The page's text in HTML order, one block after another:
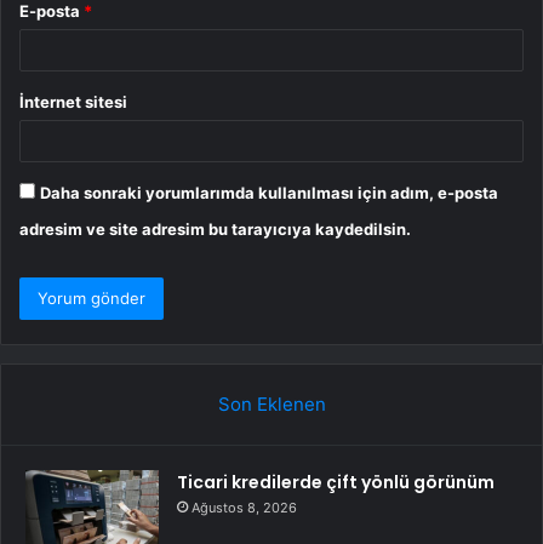
E-posta *
İnternet sitesi
Daha sonraki yorumlarımda kullanılması için adım, e-posta
adresim ve site adresim bu tarayıcıya kaydedilsin.
Son Eklenen
Ticari kredilerde çift yönlü görünüm
Ağustos 8, 2026